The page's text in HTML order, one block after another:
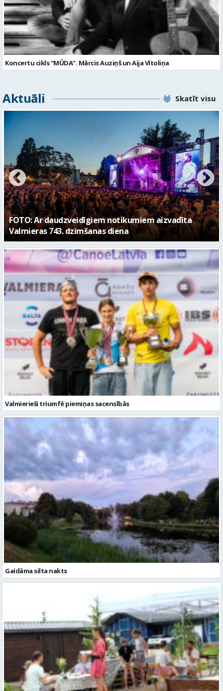
Koncertu cikls “MŪDA”. Mārcis Auziņš un Aija Vītoliņa
Aktuāli Skatīt visu
FOTO: Valmieras pilsētas svētku gājiens 2026
Valmierieši triumfē piemiņas sacensībās
Gaidāma silta nakts